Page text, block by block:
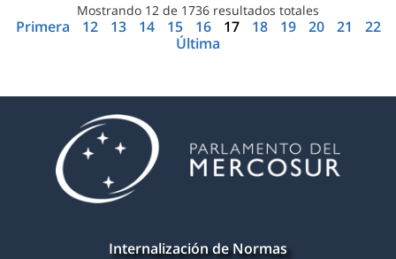
Mostrando 12 de 1736 resultados totales
Primera 12 13 14 15 16 17 18 19 20 21
22
Última
Internalización de Normas